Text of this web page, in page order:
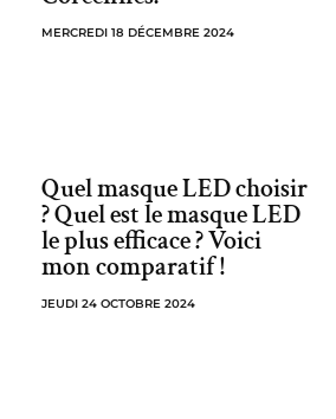
MERCREDI 18 DÉCEMBRE 2024
Quel masque LED choisir
? Quel est le masque LED
le plus efficace ? Voici
mon comparatif !
JEUDI 24 OCTOBRE 2024